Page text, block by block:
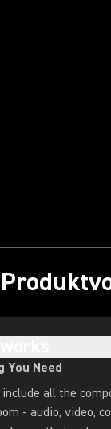
You Need
all the
- audio, video,